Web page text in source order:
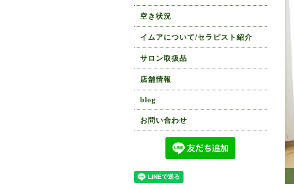
空き状況
イムアについて/セラピスト紹介
サロン取扱品
店舗情報
blog
お問い合わせ